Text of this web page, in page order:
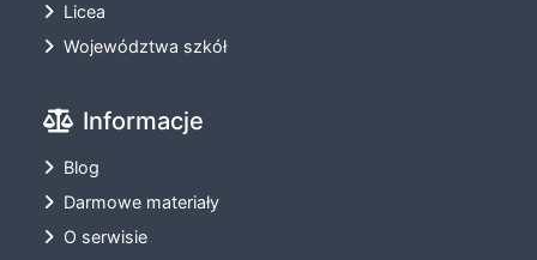
Licea
Województwa szkół
Informacje
Blog
Darmowe materiały
O serwisie